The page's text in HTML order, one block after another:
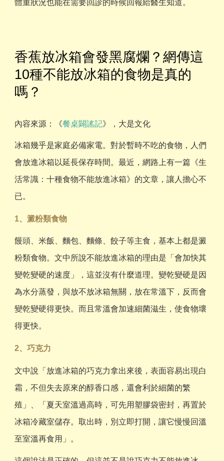
體重狀況也能在需要回診的時候回報給醫生知道。
香蕉放冰箱會發黑腐爛？網傳這
10種不能放冰箱的食物是真的
嗎？
內容來源：《餐桌闢謠記》，大是文化
冰箱幾乎是家庭必備家電。對於暫時不吃的食物，人們
會放進冰箱以延長保存時間。最近，網路上有一篇《生
活常識：十種食物不能放進冰箱》的文章，讓人擔心不
已。
1、澱粉類食物
饅頭、米飯、麵包、麵條、餃子等主食，基本上都是澱
粉類食物。文中所說不能放進冰箱的理由是「會加快其
變乾變硬的速度」，這並沒有什麼道理。變乾變硬是因
為水分蒸發，與放不放冰箱無關，放在常溫下，反而會
變乾變硬得更快。而且常溫會加速細菌滋生，使食物壞
得更快。
2、巧克力
文中說「放進冰箱的巧克力拿出來後，表面容易出現白
霜，不但失去原來的醇香口感，還會利於細菌的繁
殖」、「夏天室溫過高時，可先用塑膠袋密封，再置於
冰箱冷藏室儲存。取出時，別立即打開，讓它慢慢回溫
至室溫再食用」。